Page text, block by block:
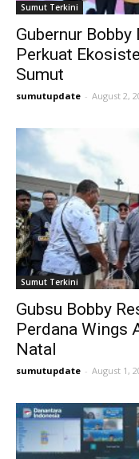
Sumut Terkini
Gubernur
Perkuat
Sumut
sumutupdate - August 2,
Sumut Terkini
Gubsu Bobby
Perdana Wings
Natal
sumutupdate - August 1,